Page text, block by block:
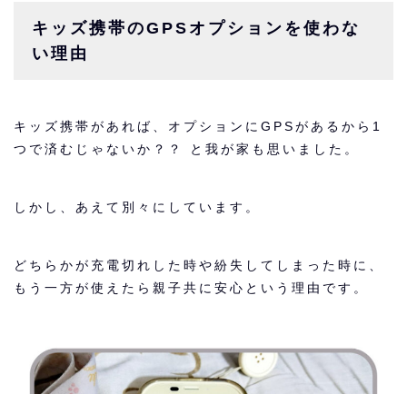
キッズ携帯のGPSオプションを使わな
い理由
キッズ携帯があれば、オプションにGPSがあるから1
つで済むじゃないか？？ と我が家も思いました。
しかし、あえて別々にしています。
どちらかが充電切れした時や紛失してしまった時に、
もう一方が使えたら親子共に安心という理由です。